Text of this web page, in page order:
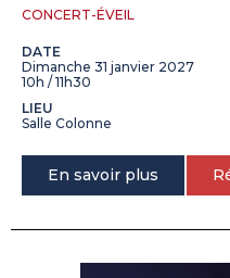
CONCERT-ÉVEIL
DATE
Dimanche 31 janvier 2027
10h / 11h30
LIEU
Salle Colonne
En savoir plus